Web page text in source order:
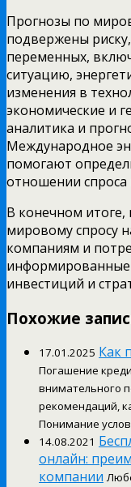
Прогнозы по
подвержены
переменных,
ситуацию,
изменения в
экономические и
аналитика и
Международное
помогают
отношении спроса
В конечном
мировому спросу
компаниям и
информированные
инвестиций и
Похожие
17.01.2025 Как
Погашение
внимательного
рекомендаций,
Понимание
14.08.2021
онлайн:
компании